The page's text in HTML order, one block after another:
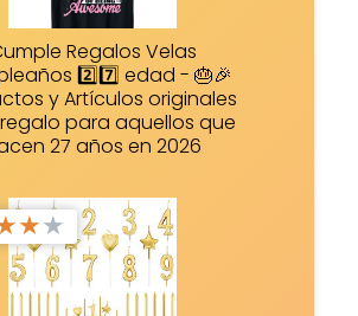
Regalos Velas
2️⃣7️⃣ edad - 🎂🎉
y Artículos originales
para aquellos que
27 años en 2026
★★